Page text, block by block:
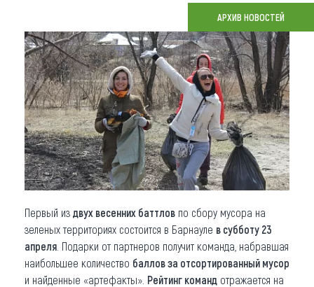
Что привезти (сувениры)
О регионе
Коллекция впечатлений
Другие рубрики
АРХИВ НОВОСТЕЙ
Первый из двух весенних баттлов по сбору мусора на
зеленых территориях состоится в Барнауле в субботу 23
апреля . Подарки от партнеров получит команда, набравшая
наибольшее количество баллов за отсортированный мусор
и найденные «артефакты». Рейтинг команд отражается на